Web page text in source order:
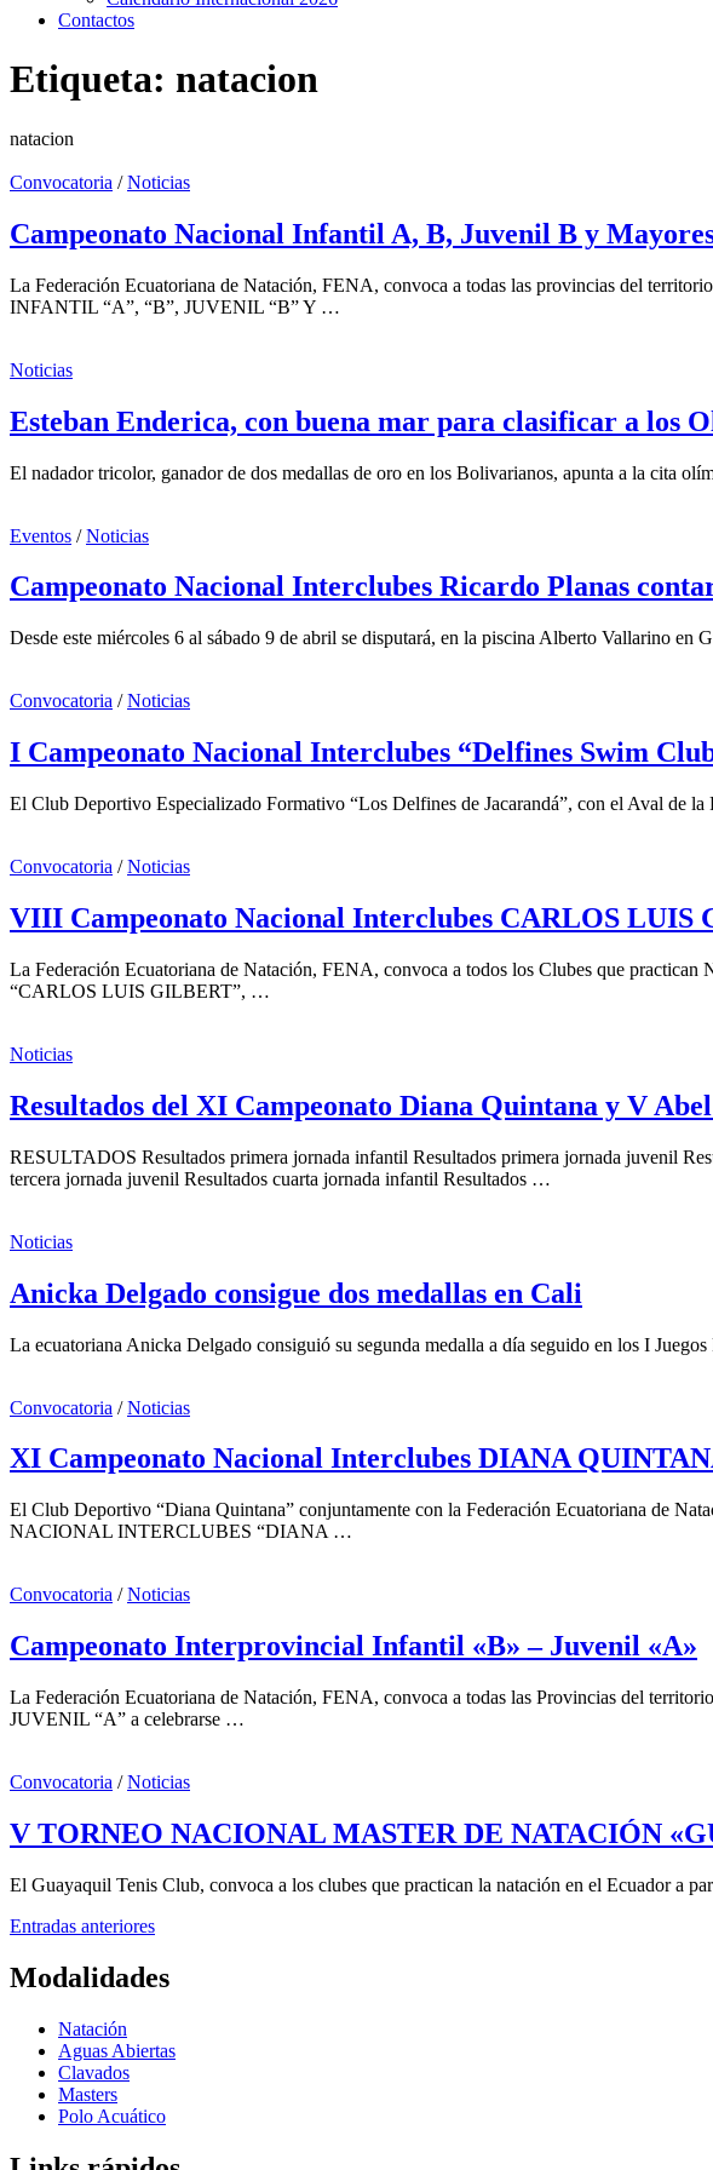
Contactos
Etiqueta: natacion
natacion
Convocatoria /Noticias
Campeonato Nacional Infantil A, B, Juvenil B y
La Federación Ecuatoriana de Natación, FENA, convoca a todas las provincias del
INFANTIL “A”, “B”, JUVENIL “B” Y …
Noticias
Esteban Enderica, con buena mar para clasificar a los
El nadador tricolor, ganador de dos medallas de oro en los Bolivarianos, apunta a la cita
Eventos /Noticias
Campeonato Nacional Interclubes Ricardo Planas
Desde este miércoles 6 al sábado 9 de abril se disputará, en la piscina Alberto Vallarino
Convocatoria /Noticias
I Campeonato Nacional Interclubes “Delfines Swim
El Club Deportivo Especializado Formativo “Los Delfines de Jacarandá”, con el Aval de
Convocatoria /Noticias
VIII Campeonato Nacional Interclubes CARLOS LUIS
La Federación Ecuatoriana de Natación, FENA, convoca a todos los Clubes que
“CARLOS LUIS GILBERT”, …
Noticias
Resultados del XI Campeonato Diana Quintana y V
RESULTADOS Resultados primera jornada infantil Resultados primera jornada juvenil
tercera jornada juvenil Resultados cuarta jornada infantil Resultados …
Noticias
Anicka Delgado consigue dos medallas en Cali
La ecuatoriana Anicka Delgado consiguió su segunda medalla a día seguido en los I
Convocatoria /Noticias
XI Campeonato Nacional Interclubes DIANA
El Club Deportivo “Diana Quintana” conjuntamente con la Federación Ecuatoriana de
NACIONAL INTERCLUBES “DIANA …
Convocatoria /Noticias
Campeonato Interprovincial Infantil «B» – Juvenil «A»
La Federación Ecuatoriana de Natación, FENA, convoca a todas las Provincias del
JUVENIL “A” a celebrarse …
Convocatoria /Noticias
V TORNEO NACIONAL MASTER DE NATACIÓN
El Guayaquil Tenis Club, convoca a los clubes que practican la natación en el Ecuador a
Navegación
de
entradas
Entradas anteriores
Modalidades
Natación
Aguas Abiertas
Clavados
Masters
Polo Acuático